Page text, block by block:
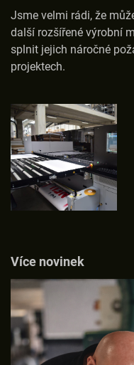
Jsme velmi rádi, že
další rozšířené výrobní
splnit jejich náročné
projektech.
Více novinek